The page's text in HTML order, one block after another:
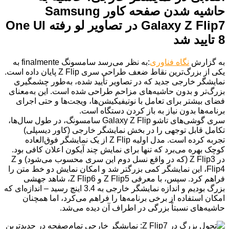
حاشیه شدن صفحه کاور Samsung
Galaxy Z Flip7 در تصاویر لو رفته One UI
8 تایید شد
به گزارش نگاه فناوری
:به نظر می‌رسد سامسونگ finalmente به
یکی از بزرگ‌ترین نقاط ضعف طراحی سری Z Flip پایان داده است.
نمایشگر خارجی جدید که در تصاویر تأیید شده، به‌طور چشمگیری
بزرگ‌تر و بدون حاشیه‌های مزاحم طراحی شده است. این به‌معنای
فضای بیشتر برای تعامل با نوتیفیکیشن‌ها، ویجت‌ها و حتی اجرای
برنامه‌ها بدون نیاز به باز کردن دستگاه است.
سری گوشی‌های تاشو Galaxy Z Flip سامسونگ، در طول سال‌ها،
تکامل قابل توجهی را در بخش نمایشگر خارجی (کاور دیسپلی)
تجربه کرده است. مدل اولیه Z Flip از یک نمایشگر فوق‌العاده
کوچک بهره می‌برد که تنها برای نمایش چند آیکون اعلان کافی بود.
در Z Flip3 (که در واقع نسل دوم این سری محسوب می‌شود) و Z
Flip4، این نمایشگر کمی بزرگتر شد و امکان نمایش دو خط متن را
فراهم کرد. سپس، با معرفی Z Flip5 و Z Flip6، شاهد جهشی
بزرگ بودیم و اندازه نمایشگر خارجی به 3.4 اینچ رسید – اندازه‌ای که
امکان استفاده از برخی برنامه‌ها را فراهم می‌کرد، اما همچنان
حاشیه‌های نسبتاً بزرگی در اطراف آن دیده می‌شد.